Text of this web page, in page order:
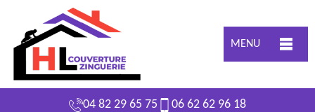
MENU
04 82 29 65 75
06 62 62 96 18